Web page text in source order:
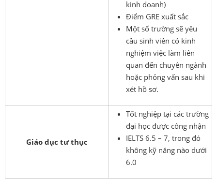
kinh doanh)
Điểm GRE xuất sắc
Một số trường sẽ yêu
cầu sinh viên có kinh
nghiệm việc làm liên
quan đến chuyên ngành
hoặc phỏng vấn sau khi
xét hồ sơ.
Giáo dục tư thục
Tốt nghiệp tại các trường
đại học được công nhận
IELTS 6.5 – 7, trong đó
không kỹ năng nào dưới
6.0